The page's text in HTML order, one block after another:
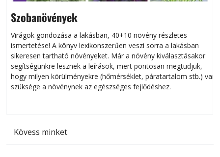
Szobanövények
Virágok gondozása a lakásban, 40+10 növény részletes
ismertetése! A könyv lexikonszerűen veszi sorra a lakásban
sikeresen tart­ha­tó növényeket. Már a növény kiválasztásakor
segítségünkre lesznek a leírások, mert pontosan megtudjuk,
hogy milyen körülményekre (hőmérséklet, páratartalom stb.) van
szüksége a növénynek az egészséges fejlődéshez.
Kövess minket